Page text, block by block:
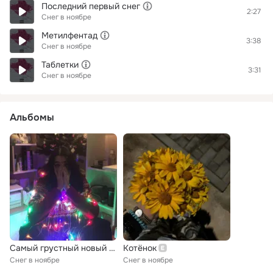
Последний первый снег
Снег в ноябре
2:27
Метилфентад
Снег в ноябре
3:38
Таблетки
Снег в ноябре
3:31
Альбомы
Самый грустный новый год
Снег в ноябре
Котёнок
Снег в ноябре